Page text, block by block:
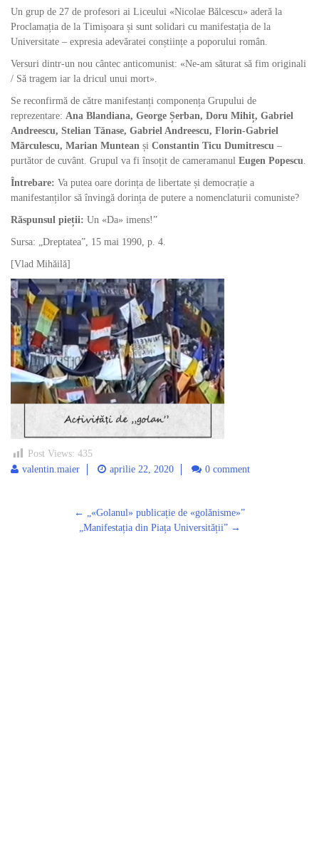
Un grup de 27 de profesori ai Liceului «Nicolae Bălcescu» aderă la
Proclamația de la Timișoara și sunt solidari cu manifestația de la
Universitate – expresia adevăratei conștiințe a poporului român.
Versuri dintr-un nou cântec anticomunist: «Ne-am săturat să fim originali
/ Să tragem iar la dricul unui mort».
Se reconfirmă de către manifestanți componența Grupului de
reprezentare: Ana Blandiana, George Șerban, Doru Mihiț, Gabriel
Andreescu, Stelian Tănase, Gabriel Andreescu, Florin-Gabriel
Mărculescu, Marian Muntean și Constantin Ticu Dumitrescu –
purtător de cuvânt. Grupul va fi însoțit de cameramanul Eugen Popescu.
Întrebare: Va putea oare dorința de libertate și democrație a
manifestanților să învingă dorința de putere a nomenclaturii comuniste?
Răspunsul pieții: Un «Da» imens!”
Sursa: „Dreptatea”, 15 mai 1990, p. 4.
[Vlad Mihăilă]
Post Views: 435
valentin.maier
aprilie 22, 2020 0 comment
navigation
←
„«Golanul» publicație de «golănisme»”
„Manifestația din Piața Universității” →